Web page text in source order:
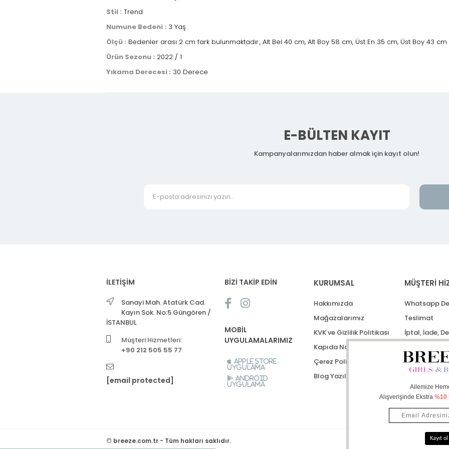
Stil : Trend
Numune Bedeni : 3 Yaş
Ölçü : Bedenler arası 2 cm fark bulunmaktadır., Alt Bel 40 cm, Alt Boy 58 cm, Üst En 35 cm, Üst Boy 43 cm
Ürün Sezonu : 2022 / 1
Yıkama Derecesi : 30 Derece
E-BÜLTEN KAYIT
Kampanyalarımızdan haber almak için kayıt olun!
İLETİŞİM
Sanayi Mah. Atatürk Cad.
Kayın Sok. No:5 Güngören /
İSTANBUL
Müşteri Hizmetleri:
+90 212 505 55 77
[email protected]
BİZİ TAKİP EDİN
MOBİL
UYGULAMALARIMIZ
Apple Store
Uygulama
Android
Uygulama
KURUMSAL
Hakkımızda
Mağazalarımız
KVK ve Gizlilik Politikası
Kapıda Nakit Ödeme
Çerez Politikası
Blog Yazıları
MÜŞTERİ
Whatsapp
Teslimat
İptal, İade,
© breeze.com.tr - Tüm hakları saklıdır.